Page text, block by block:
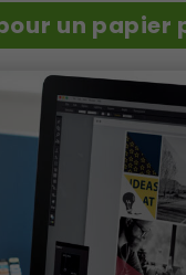
un papier